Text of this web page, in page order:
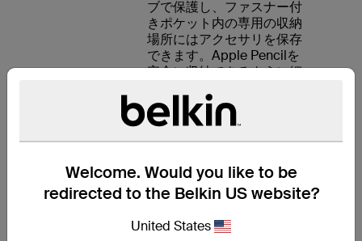
Welcome. Would you like to be
redirected to the Belkin US website?
United States
ブで保護し、ファスナー付
きポケット内の専用の収納
場所にはアクセサリを保存
できます。Apple Pencilを
安全に収納できるように細
です。コンパクトで軽量の
ケースはApple Pencilとア
対応機種：